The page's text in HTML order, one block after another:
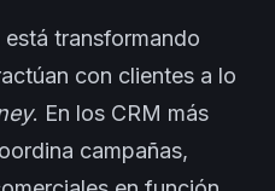
transformando
con clientes a lo
. En los CRM más
campañas,